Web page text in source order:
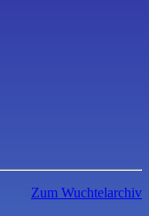
Zum Wuchtelarchiv